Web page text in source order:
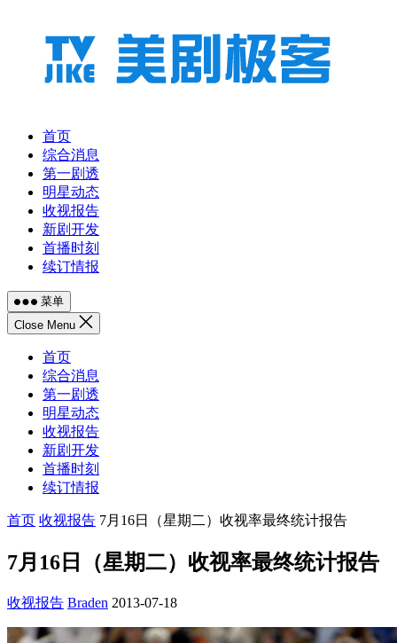
首页
综合消息
第一剧透
明星动态
收视报告
新剧开发
首播时刻
续订情报
菜单
Close Menu
首页
综合消息
第一剧透
明星动态
收视报告
新剧开发
首播时刻
续订情报
首页 收视报告 7月16日（星期二）收视率最终统计报告
7月16日（星期二）收视率最终统计报告
收视报告 Braden 2013-07-18